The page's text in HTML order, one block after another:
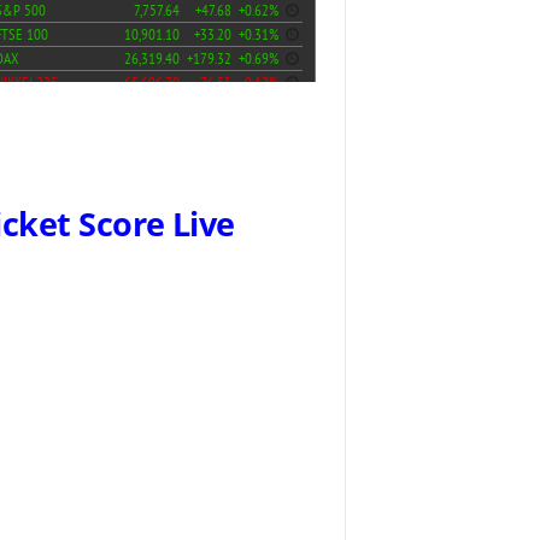
Score Live